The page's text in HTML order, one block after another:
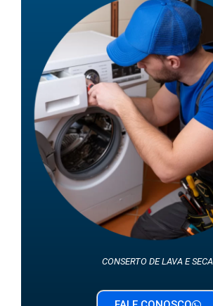
CONSERTO DE LAVA E SECA